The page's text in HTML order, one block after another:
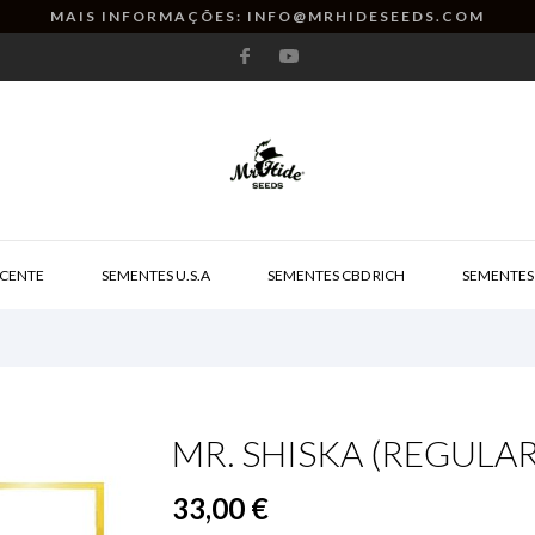
MAIS INFORMAÇÕES: INFO@MRHIDESEEDS.COM
SEMENTES U.S.A SEMENTES CBD RICH
MR. SHISKA
33,00 €